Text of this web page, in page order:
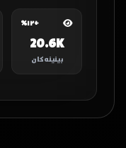
+١٢%
20.6K
بینینەکان